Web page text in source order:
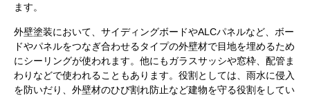
ます。
外壁塗装において、サイディングボードやALCパネルなど、ボー
ドやパネルをつなぎ合わせるタイプの外壁材で目地を埋めるため
にシーリングが使われます。他にもガラスサッシや窓枠、配管ま
わりなどで使われることもあります。役割としては、雨水に侵入
を防いだり、外壁材のひび割れ防止など建物を守る役割をしてい